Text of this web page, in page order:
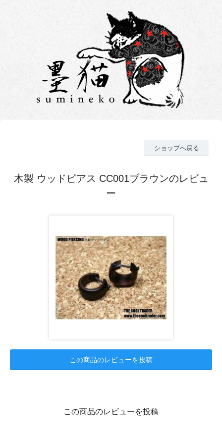
ショップへ戻る
木製 ウッドピアス CC001ブラウンのレビュ
ー
この商品のレビューを投稿
この商品のレビューを投稿